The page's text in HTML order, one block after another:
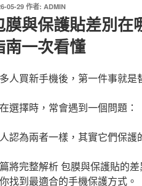
05-29 作者: ADMIN
膜與保護貼差別在
南一次看懂
人買新手機後，第一件事就是
選擇時，常會遇到一個問題：
認為兩者一樣，其實它們保護
將完整解析 包膜與保護貼的
找到最適合的手機保護方式。